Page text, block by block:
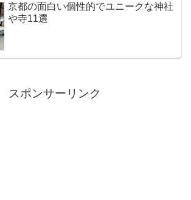
京都の面白い個性的でユニークな神社
や寺11選
スポンサーリンク